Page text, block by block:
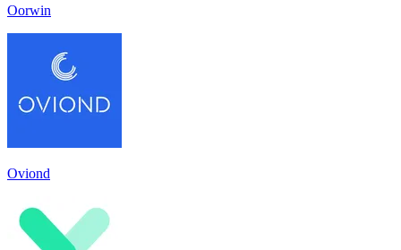
Oorwin
Oviond